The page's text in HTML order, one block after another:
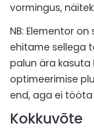
vormingus,
NB: Elementor
ehitame sellega
palun ära kasuta
optimeerimise
end, aga ei
Kokkuvõte